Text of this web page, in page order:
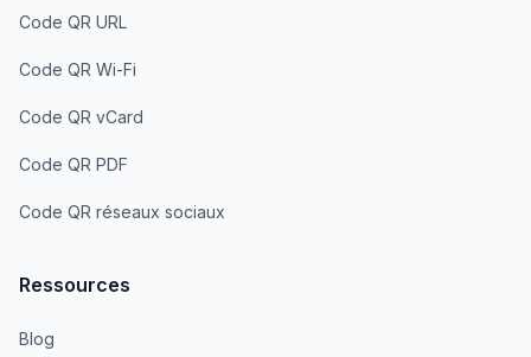
Code QR URL
Code QR Wi-Fi
Code QR vCard
Code QR PDF
Code QR réseaux sociaux
Ressources
Blog